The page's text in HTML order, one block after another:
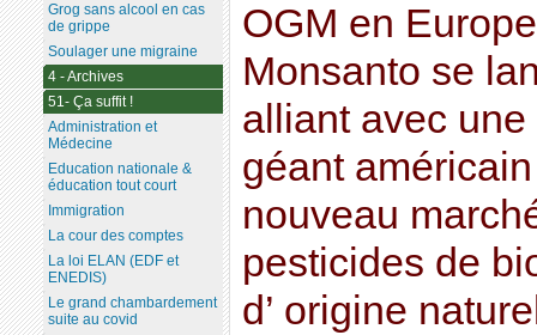
OGM en
Monsanto se
alliant avec
géant
nouveau
pesticides de
d’ origine
Grog sans alcool en cas
de grippe
Soulager une migraine
4 - Archives
51- Ça suffit !
Administration et
Médecine
Education nationale &
éducation tout court
Immigration
La cour des comptes
La loi ELAN (EDF et
ENEDIS)
Le grand chambardement
suite au covid